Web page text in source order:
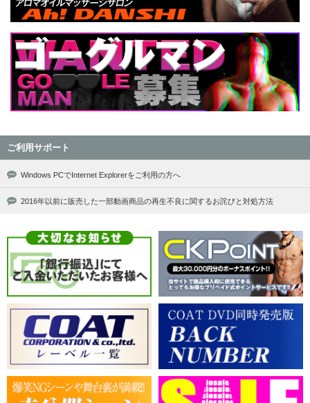
ご利用サポート
Windows PCでInternet Explorerをご利用の方へ
2016年以前に販売した一部動画商品の再生不良に関するお詫びと対処方法